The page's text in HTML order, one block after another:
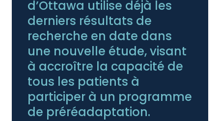
d’Ottawa utilise déjà les
derniers résultats de
recherche en date dans
une nouvelle étude, visant
à accroître la capacité de
tous les patients à
participer à un programme
de préréadaptation.